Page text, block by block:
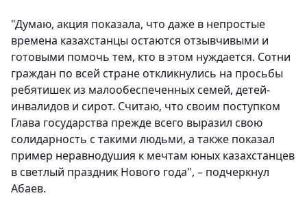
"Думаю, акция показала, что даже в непростые
времена казахстанцы остаются отзывчивыми и
готовыми помочь тем, кто в этом нуждается. Сотни
граждан по всей стране откликнулись на просьбы
ребятишек из малообеспеченных семей, детей-
инвалидов и сирот. Считаю, что своим поступком
Глава государства прежде всего выразил свою
солидарность с такими людьми, а также показал
пример неравнодушия к мечтам юных казахстанцев
в светлый праздник Нового года", – подчеркнул
Абаев.